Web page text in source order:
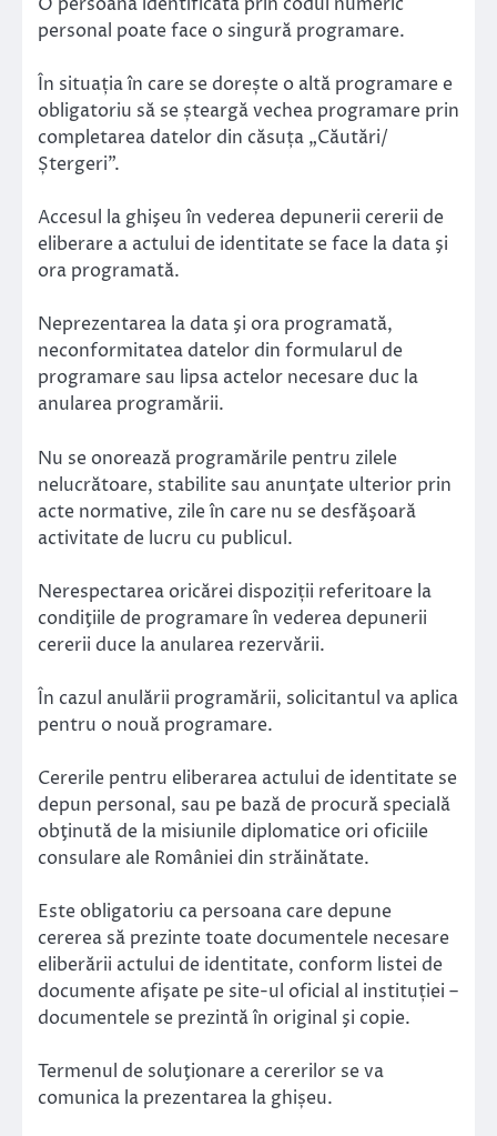
personal poate face o singură programare.
În situația în care se dorește o altă programare e
obligatoriu să se șteargă vechea programare prin
completarea datelor din căsuța „Căutări/
Ștergeri”.
Accesul la ghişeu în vederea depunerii cererii de
eliberare a actului de identitate se face la data şi
ora programată.
Neprezentarea la data şi ora programată,
neconformitatea datelor din formularul de
programare sau lipsa actelor necesare duc la
anularea programării.
Nu se onorează programările pentru zilele
nelucrătoare, stabilite sau anunţate ulterior prin
acte normative, zile în care nu se desfăşoară
activitate de lucru cu publicul.
Nerespectarea oricărei dispoziții referitoare la
condiţiile de programare în vederea depunerii
cererii duce la anularea rezervării.
În cazul anulării programării, solicitantul va aplica
pentru o nouă programare.
Cererile pentru eliberarea actului de identitate se
depun personal, sau pe bază de procură specială
obţinută de la misiunile diplomatice ori oficiile
consulare ale României din străinătate.
Este obligatoriu ca persoana care depune
cererea să prezinte toate documentele necesare
eliberării actului de identitate, conform listei de
documente afişate pe site-ul oficial al instituției –
documentele se prezintă în original şi copie.
Termenul de soluţionare a cererilor se va
comunica la prezentarea la ghișeu.